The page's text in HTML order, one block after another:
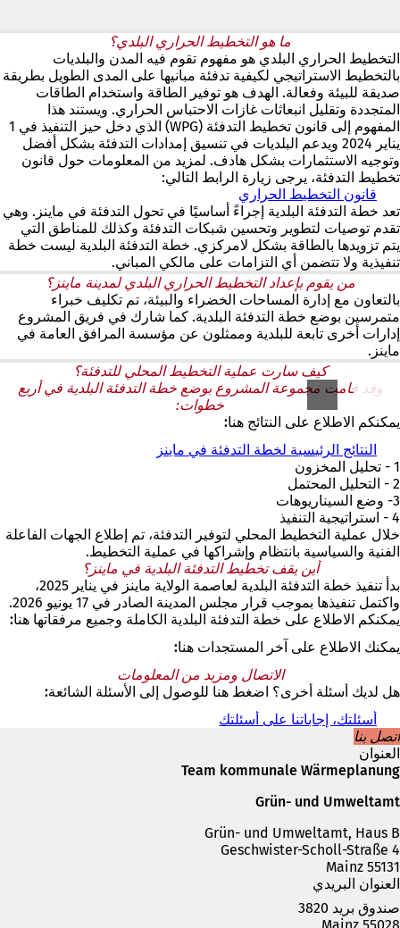
ما هو التخطيط الحراري البلدي؟
التخطيط الحراري البلدي هو مفهوم تقوم فيه المدن والبلديات
بالتخطيط الاستراتيجي لكيفية تدفئة مبانيها على المدى الطويل بطريقة
صديقة للبيئة وفعالة. الهدف هو توفير الطاقة واستخدام الطاقات
المتجددة وتقليل انبعاثات غازات الاحتباس الحراري. ويستند هذا
المفهوم إلى قانون تخطيط التدفئة (WPG) الذي دخل حيز التنفيذ في 1
يناير 2024 ويدعم البلديات في تنسيق إمدادات التدفئة بشكل أفضل
وتوجيه الاستثمارات بشكل هادف. لمزيد من المعلومات حول قانون
تخطيط التدفئة، يرجى زيارة الرابط التالي:
قانون التخطيط الحراري
ي
ف
ت
ح
ف
ي
ع
ل
م
ة
ت
ب
و
ي
د
ة
)
تعد خطة التدفئة البلدية إجراءً أساسيًا في تحول التدفئة في ماينز. وهي
تقدم توصيات لتطوير وتحسين شبكات التدفئة وكذلك للمناطق التي
يتم تزويدها بالطاقة بشكل لامركزي. خطة التدفئة البلدية ليست خطة
تنفيذية ولا تتضمن أي التزامات على مالكي المباني.
من يقوم بإعداد التخطيط الحراري البلدي لمدينة ماينز؟
بالتعاون مع إدارة المساحات الخضراء والبيئة، تم تكليف خبراء
متمرسين بوضع خطة التدفئة البلدية. كما شارك في فريق المشروع
إدارات أخرى تابعة للبلدية وممثلون عن مؤسسة المرافق العامة في
ماينز.
كيف سارت عملية التخطيط المحلي للتدفئة؟
وقد قامت مجموعة المشروع بوضع خطة التدفئة البلدية في أربع
خطوات:
يمكنكم الاطلاع على النتائج هنا:
النتائج الرئيسية لخطة التدفئة في ماينز
1 - تحليل المخزون
2 - التحليل المحتمل
3- وضع السيناريوهات
4 - استراتيجية التنفيذ
خلال عملية التخطيط المحلي لتوفير التدفئة، تم إطلاع الجهات الفاعلة
الفنية والسياسية بانتظام وإشراكها في عملية التخطيط.
أين يقف تخطيط التدفئة البلدية في ماينز؟
بدأ تنفيذ خطة التدفئة البلدية لعاصمة الولاية ماينز في يناير 2025،
واكتمل تنفيذها بموجب قرار مجلس المدينة الصادر في 17 يونيو 2026.
يمكنكم الاطلاع على خطة التدفئة البلدية الكاملة وجميع مرفقاتها هنا:
يمكنك الاطلاع على آخر المستجدات هنا:
الاتصال ومزيد من المعلومات
هل لديك أسئلة أخرى؟ اضغط هنا للوصول إلى الأسئلة الشائعة:
أسئلتك، إجاباتنا على أسئلتك
اتصل بنا
العنوان
Team kommunale Wärmeplanung
Grün- und Umweltamt
Grün- und Umweltamt, Haus B
Geschwister-Scholl-Straße 4
55131 Mainz
العنوان البريدي
صندوق بريد 3820